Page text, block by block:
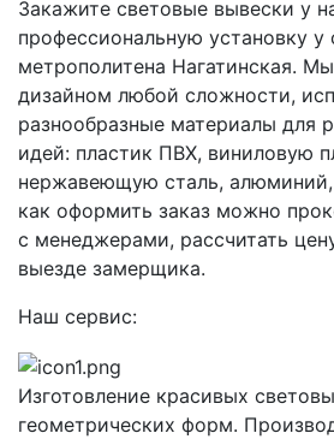
Закажите световые вывески у
профессиональную установку у
метрополитена Нагатинская.
дизайном любой сложности,
разнообразные материалы для
идей: пластик ПВХ, виниловую
нержавеющую сталь,
как оформить заказ можно
с менеджерами, рассчитать
выезде замерщика.
Наш сервис:
Изготовление красивых
геометрических форм.